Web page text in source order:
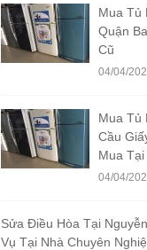
Mua Tủ
Quận
Cũ
04/04/
Mua Tủ
Cầu
Mua
04/04/
Sửa Điều Hòa Tại
Vụ Tại Nhà Chuyên